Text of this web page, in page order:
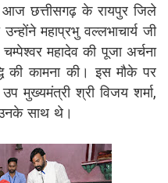
आज छत्तीसगढ़ के रायपुर जिले
महाप्रभु वल्लभाचार्य जी
महादेव की पूजा अर्चना
की कामना की। इस मौके पर
मुख्यमंत्री श्री विजय शर्मा,
साथ थे।